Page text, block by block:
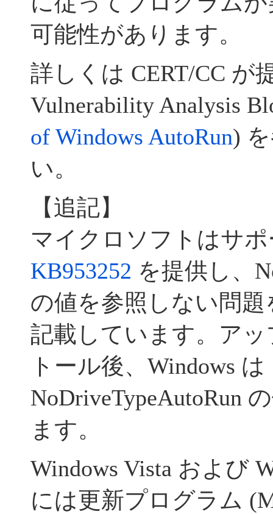
可能性があります。
詳しくは CERT/CC が
Vulnerability Analysis
of Windows AutoRun)
い。
【追記】
マイクロソフトはサ
KB953252 を提供し、
の値を参照しない問
記載しています。ア
トール後、Windows は
NoDriveTypeAutoRun
ます。
Windows Vista および
には更新プログラム